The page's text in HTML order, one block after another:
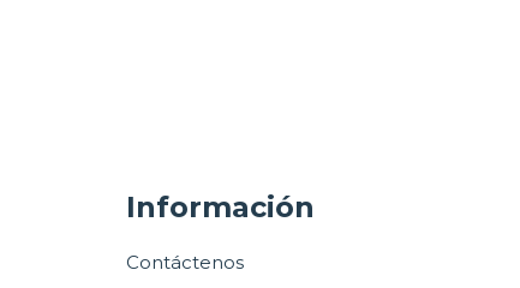
Información
Contáctenos